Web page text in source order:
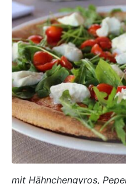
mit Hähnchengyros,